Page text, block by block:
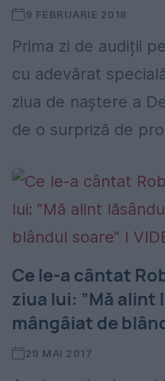
9 FEBRUARIE 2018
Prima zi de audiții
cu adevărat
ziua de naștere a
de o surpriză de
Ce le-a cântat
ziua lui: ”Mă alint
mângâiat de
29 MAI 2017